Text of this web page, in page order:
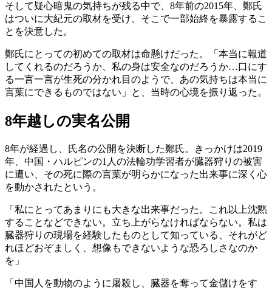
そして疑心暗鬼の気持ちが残る中で、8年前の2015年、鄭氏
はついに大紀元の取材を受け、そこで一部始終を暴露するこ
とを決意した。
鄭氏にとっての初めての取材は命懸けだった。「本当に報道
してくれるのだろうか、私の身は安全なのだろうか…口にす
る一言一言が生死の分かれ目のようで、あの気持ちは本当に
言葉にできるものではない」と、当時の心境を振り返った。
8年越しの実名公開
8年が経過し、氏名の公開を決断した鄭氏。きっかけは2019
年、中国・ハルピンの1人の法輪功学習者が臓器狩りの被害
に遭い、その死に際の言葉が明らかになった出来事に深く心
を動かされたという。
「私にとってあまりにも大きな出来事だった。これ以上沈黙
することなどできない。立ち上がらなければならない。私は
臓器狩りの現場を経験したものとして知っている、それがど
れほどおぞましく、想像もできないような恐ろしさなのか
を」
「中国人を動物のように屠殺し、臓器を奪って金儲けをす